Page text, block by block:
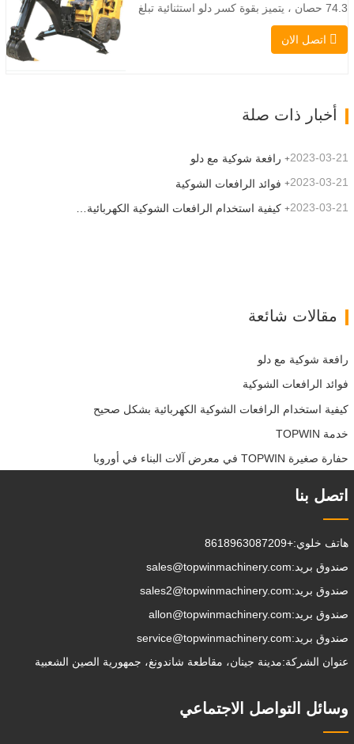
74.3 حصان ، يتميز بقوة كسر دلو استثنائية تبلغ
والأداء العالي والإنتاجية إلى مستوى جديد. زاد
القدرة…
اتصل الان
أخبار ذات صلة
رافعة شوكية مع دلو 2023-03-21
فوائد الرافعات الشوكية 2023-03-21
2023-03-21
مقالات شائعة
رافعة شوكية مع دلو
فوائد الرافعات الشوكية
كيفية استخدام الرافعات الشوكية الكهربائية بشكل صحيح
خدمة TOPWIN
حفارة صغيرة TOPWIN في معرض آلات البناء في أوروبا
اتصل بنا
هاتف خلوي:+8618963087209
صندوق بريد:sales@topwinmachinery.com
صندوق بريد:sales2@topwinmachinery.com
صندوق بريد:allon@topwinmachinery.com
صندوق بريد:service@topwinmachinery.com
عنوان الشركة:مدينة جينان، مقاطعة شاندونغ، جمهورية الصين الشعبية
وسائل التواصل الاجتماعي